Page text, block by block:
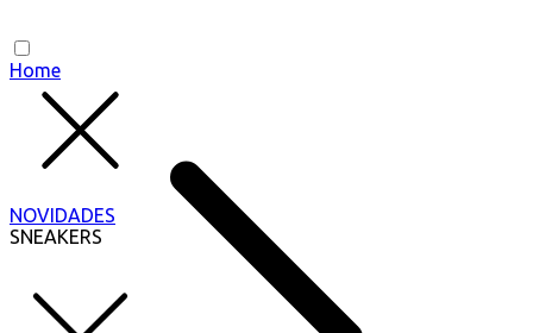
NOVIDADES
SNEAKERS
Home